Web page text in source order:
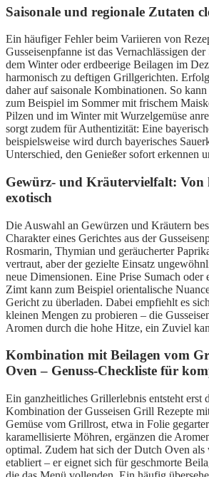
Saisonale und regionale Zutaten
Ein häufiger Fehler beim Variieren von
Gusseisenpfanne ist das Vernachlässigen
dem Winter oder erdbeerige Beilagen im
harmonisch zu deftigen Grillgerichten.
daher auf saisonale Kombinationen. So
zum Beispiel im Sommer mit frischem
Pilzen und im Winter mit Wurzelgemüse
sorgt zudem für Authentizität: Eine
beispielsweise wird durch bayerisches
Unterschied, den Genießer sofort erkennen
Gewürz- und Kräutervielfalt: Von
exotisch
Die Auswahl an Gewürzen und Kräutern
Charakter eines Gerichtes aus der
Rosmarin, Thymian und geräucherter
vertraut, aber der gezielte Einsatz
neue Dimensionen. Eine Prise Sumach oder
Zimt kann zum Beispiel orientalische
Gericht zu überladen. Dabei empfiehlt es
kleinen Mengen zu probieren – die
Aromen durch die hohe Hitze, ein Zuviel
Kombination mit Beilagen vom
Oven – Genuss-Checkliste für
Ein ganzheitliches Grillerlebnis entsteht erst
Kombination der Gusseisen Grill Rezepte
Gemüse vom Grillrost, etwa in Folie
karamellisierte Möhren, ergänzen die
optimal. Zudem hat sich der Dutch Oven als
etabliert – er eignet sich für geschmorte